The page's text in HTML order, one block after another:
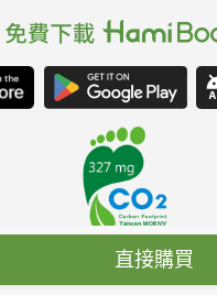
直接購買